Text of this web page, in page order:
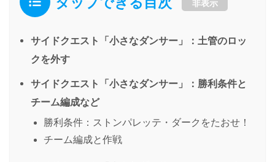
非表示
サイドクエスト「小さなダンサー」：土管のロッ
クを外す
サイドクエスト「小さなダンサー」：勝利条件と
チーム編成など
勝利条件：ストンパレッテ・ダークをたおせ！
チーム編成と作戦